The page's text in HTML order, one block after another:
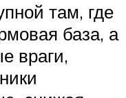
там, где
база, а
враги,